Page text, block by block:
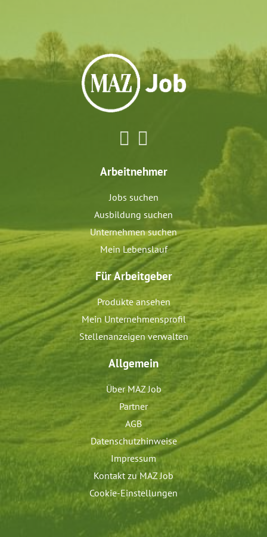
Arbeitnehmer
Jobs suchen
Ausbildung suchen
Unternehmen suchen
Mein Lebenslauf
Für Arbeitgeber
Produkte ansehen
Mein Unternehmensprofil
Stellenanzeigen verwalten
Allgemein
Über MAZ Job
Partner
AGB
Datenschutzhinweise
Impressum
Kontakt zu MAZ Job
Cookie-Einstellungen